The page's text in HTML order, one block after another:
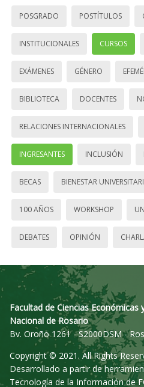
POSGRADO POSTÍTULOS
INSTITUCIONALES CURSOS
EXÁMENES GÉNERO
BIBLIOTECA DOCENTES
RELACIONES INTERNACIONALES
INGRESANTES INCLUSIÓN
BECAS BIENESTAR
100 AÑOS WORKSHOP
DEBATES OPINIÓN
Facultad de Ciencias Económicas
Nacional de Rosario
Bv. Oroño 1261 - S2000DSM -
Copyright © 2021. All Rights
Desarrollado a partir de
Tecnología de la Información de